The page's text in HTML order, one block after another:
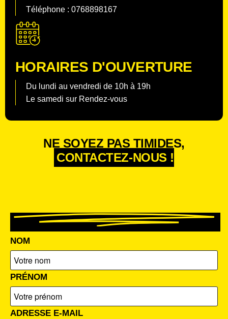
Téléphone : 0768898167
HORAIRES D'OUVERTURE
Du lundi au vendredi de 10h à 19h
Le samedi sur Rendez-vous
NE SOYEZ PAS TIMIDES,
CONTACTEZ-NOUS !
NOM
PRÉNOM
ADRESSE E-MAIL